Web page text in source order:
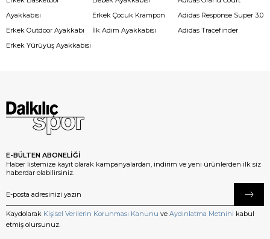
Ayakkabısı
Erkek Outdoor Ayakkabı
Erkek Yürüyüş Ayakkabısı
Erkek Çocuk Krampon
İlk Adım Ayakkabısı
Adidas Response Super 3.0
Adidas Tracefinder
E-BÜLTEN ABONELİĞİ
Haber listemize kayıt olarak kampanyalardan, indirim ve yeni ürünlerden ilk siz
haberdar olabilirsiniz.
Kaydolarak Kişisel Verilerin Korunması Kanunu ve Aydınlatma Metnini kabul
etmiş olursunuz.